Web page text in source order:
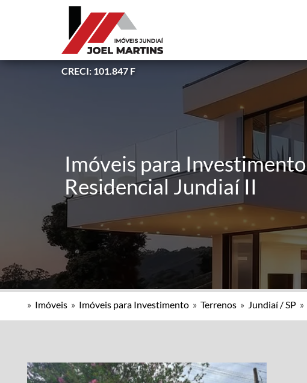
CRECI: 101.847 F
Imóveis para
Residencial Jundiaí II
» Imóveis » Imóveis para Investimento » Terrenos » Jundiaí / SP »